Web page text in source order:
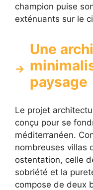
champion puise
exténuants sur le
Une
paysage
Le projet
conçu pour se
méditerranéen.
nombreuses villas
ostentation, celle
sobriété et la
compose de deux